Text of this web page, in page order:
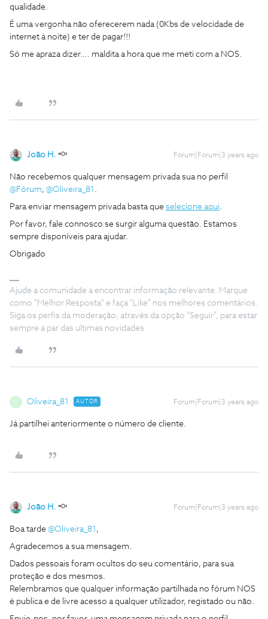
qualidade.
É uma vergonha não oferecerem nada (0Kbs de velocidade de
internet à noite) e ter de pagar!!!
Só me apraza dizer…. maldita a hora que me meti com a NOS.
João H. Forum|Forum|3 years ago
Não recebemos qualquer mensagem privada sua no perfil
@Fórum, @Oliveira_81 .
Para enviar mensagem privada basta que selecione aqui.
Por favor, fale connosco se surgir alguma questão. Estamos
sempre disponíveis para ajudar.
Obrigado
Ajude a comunidade a encontrar informação relevante. Marque
como "Melhor Resposta" e faça "Like" nos melhores comentários.
Siga os perfis da moderação, através da opção "Seguir", para estar
sempre a par das ultimas novidades.
Oliveira_81 AUTOR Forum|Forum|3 years ago
Já partilhei anteriormente o número de cliente.
João H. Forum|Forum|3 years ago
Boa tarde @Oliveira_81 ,
Agradecemos a sua mensagem.
Dados pessoais foram ocultos do seu comentário, para sua
proteção e dos mesmos.
​​​​​​​Relembramos que qualquer informação partilhada no fórum NOS
é publica e de livre acesso a qualquer utilizador, registado ou não.